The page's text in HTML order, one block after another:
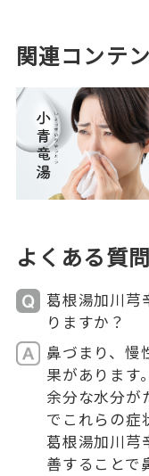
関連コンテ
よくある質問
葛根湯加川芎
りますか？
鼻づまり、慢
果があります
余分な水分が
でこれらの症
葛根湯加川芎
善することで